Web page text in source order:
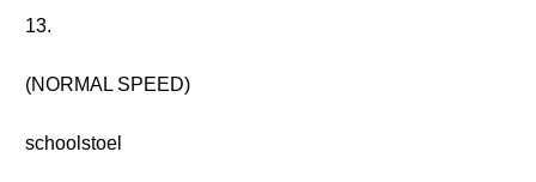
13.
(NORMAL SPEED)
schoolstoel